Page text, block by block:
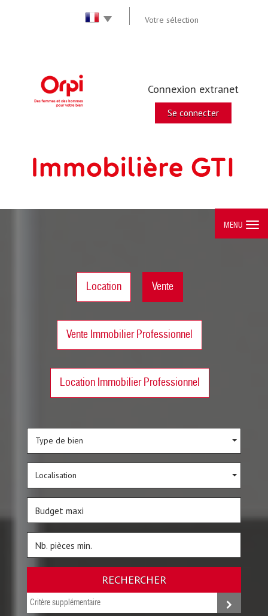
Votre sélection
Connexion extranet
Se connecter
MENU
Location Vente
Vente Immobilier Professionnel
Location Immobilier Professionnel
Type de bien
Localisation
RECHERCHER
Critère supplémentaire